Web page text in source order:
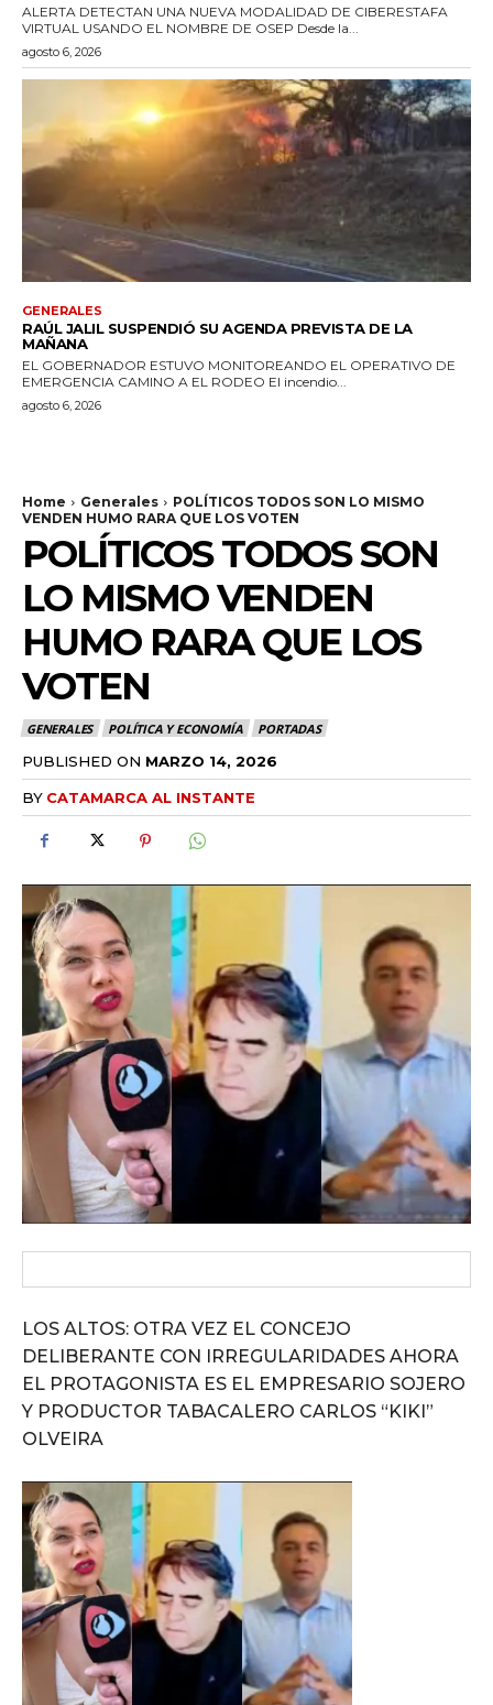
ALERTA DETECTAN UNA NUEVA MODALIDAD DE CIBERESTAFA
VIRTUAL USANDO EL NOMBRE DE OSEP Desde la...
agosto 6, 2026
GENERALES
RAÚL JALIL SUSPENDIÓ SU AGENDA PREVISTA DE LA
MAÑANA
EL GOBERNADOR ESTUVO MONITOREANDO EL OPERATIVO DE
EMERGENCIA CAMINO A EL RODEO El incendio...
agosto 6, 2026